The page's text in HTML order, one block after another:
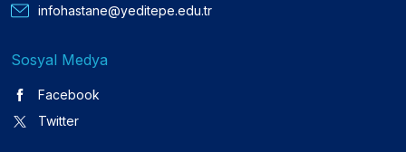
infohastane@yeditepe.edu.tr
Sosyal Medya
Facebook
Twitter